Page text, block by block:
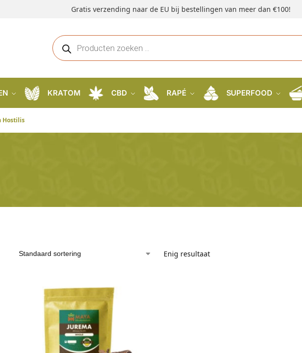
Gratis verzending naar de EU bij bestellingen van meer dan €100!
KRATOM CBD RAPÉ SUPERFOOD
Hostilis
Enig resultaat